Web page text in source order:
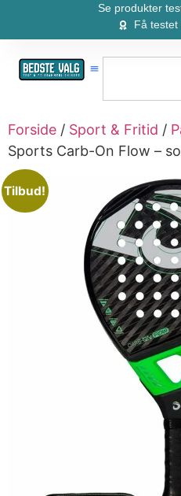
Se produkter
Få testet
Forside / Sport & Fritid /
Sports Carb-On Flow –
Tilbud!